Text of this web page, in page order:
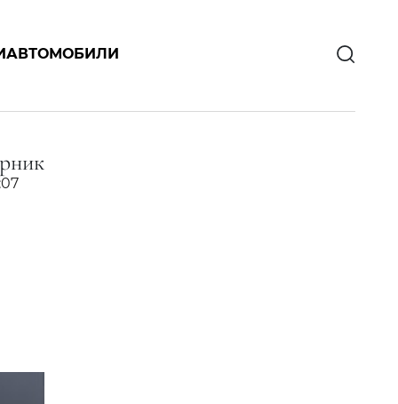
АВТОМОБИЛИ